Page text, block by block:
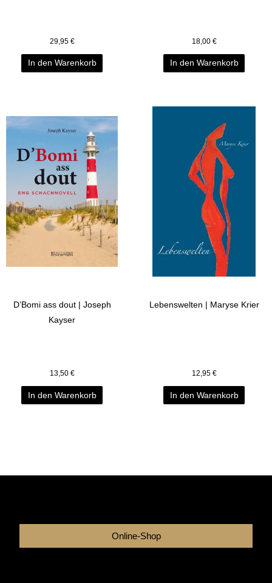
29,95 €
In den Warenkorb
18,00 €
In den Warenkorb
D’Bomi ass dout | Joseph
Kayser
13,50 €
In den Warenkorb
Lebenswelten | Maryse Krier
12,95 €
In den Warenkorb
Online-Shop